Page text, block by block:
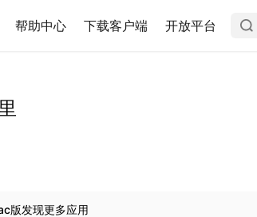
帮助中心 下载客户端 开放平台
版发现更多应用